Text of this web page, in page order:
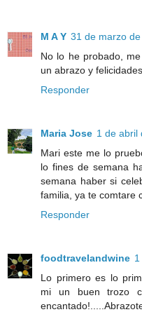
M A Y 31 de marzo
No lo he probado,
un abrazo y
Responder
Maria Jose 1 de abril
Mari este me lo
lo fines de semana
semana haber si
familia, ya te comtare
Responder
foodtravelandwine
Lo primero es lo
mi un buen trozo